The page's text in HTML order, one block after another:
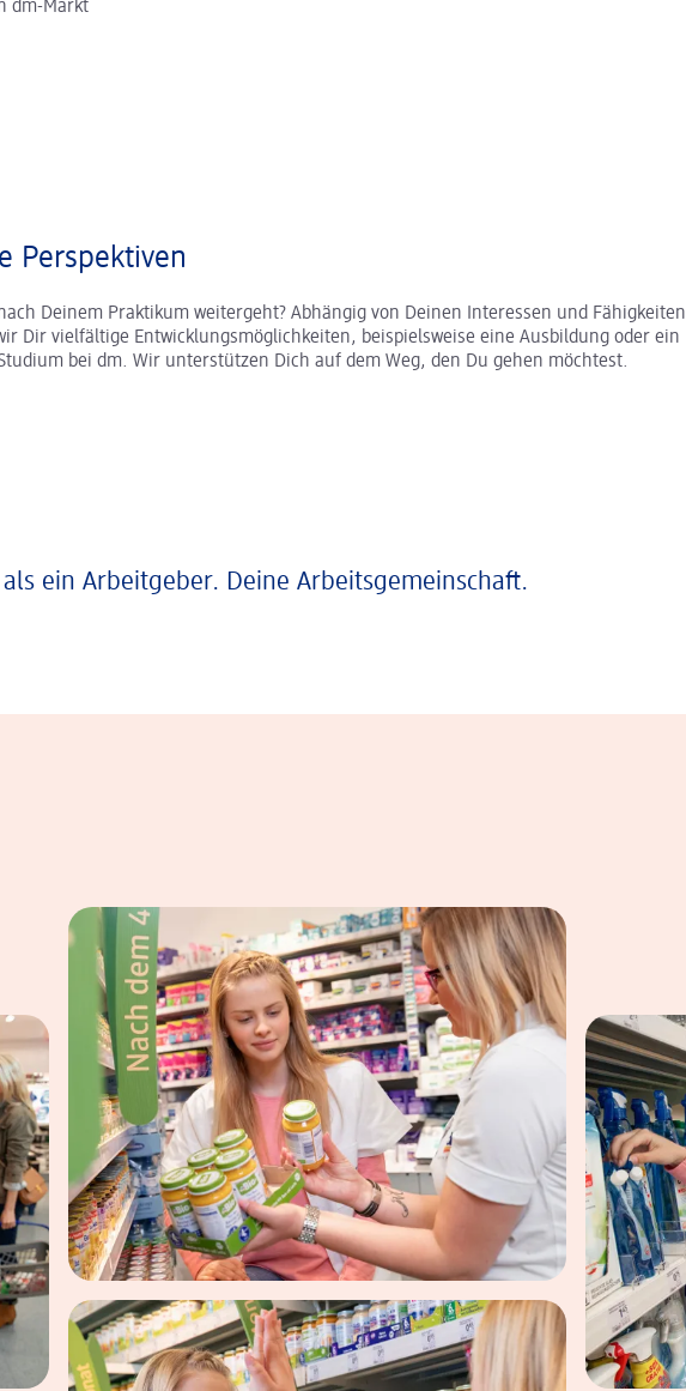
dm-Markt
Perspektiven
Deinem Praktikum weitergeht? Abhängig von Deinen Interessen und Fähigkeiten
Dir vielfältige Entwicklungsmöglichkeiten, beispielsweise eine Ausbildung oder ein
bei dm. Wir unterstützen Dich auf dem Weg, den Du gehen möchtest.
ein Arbeitgeber. Deine Arbeitsgemeinschaft.